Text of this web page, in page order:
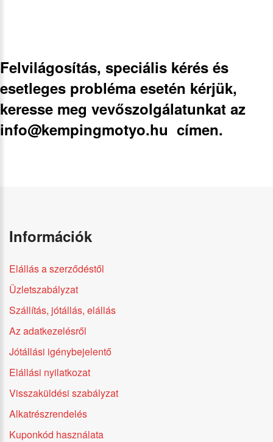
Felvilágosítás, speciális kérés és
esetleges probléma esetén kérjük,
keresse meg vevőszolgálatunkat az
info@kempingmotyo.hu címen.
Információk
Elállás a szerződéstől
Üzletszabályzat
Szállítás, jótállás, elállás
Az adatkezelésről
Jótállási igénybejelentő
Elállási nyilatkozat
Visszaküldési szabályzat
Alkatrészrendelés
Kuponkód használata